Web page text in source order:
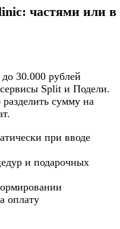
частями или в
30.000 рублей
сервисы Split и Подели.
сумму на
при вводе
и подарочных
оплату